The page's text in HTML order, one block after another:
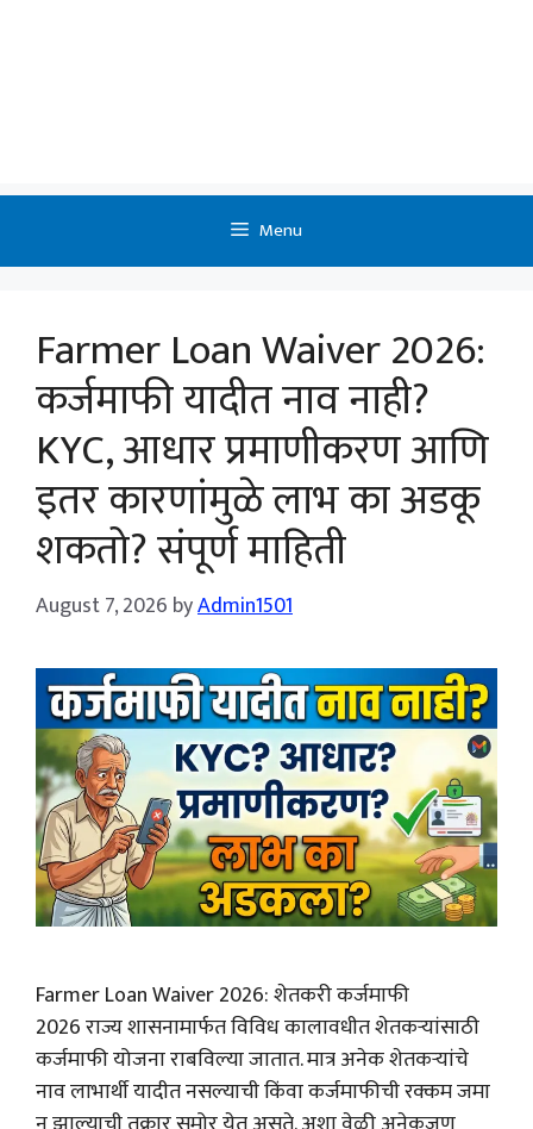
Menu
Farmer Loan Waiver 2026:
कर्जमाफी यादीत नाव नाही?
KYC, आधार प्रमाणीकरण आणि
इतर कारणांमुळे लाभ का अडकू
शकतो? संपूर्ण माहिती
August 7, 2026 byAdmin1501
Farmer Loan Waiver 2026: शेतकरी कर्जमाफी
2026 राज्य शासनामार्फत विविध कालावधीत शेतकऱ्यांसाठी
कर्जमाफी योजना राबविल्या जातात. मात्र अनेक शेतकऱ्यांचे
नाव लाभार्थी यादीत नसल्याची किंवा कर्जमाफीची रक्कम जमा